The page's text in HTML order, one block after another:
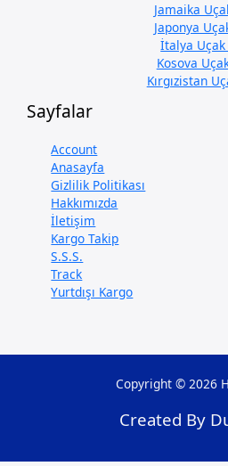
Jamaika
Japonya
İtalya
Kosova
Kırgızistan
Sayfalar
Account
Anasayfa
Gizlilik Politikası
Hakkımızda
İletişim
Kargo Takip
S.S.S.
Track
Yurtdışı Kargo
Copyright © 2026
Created By